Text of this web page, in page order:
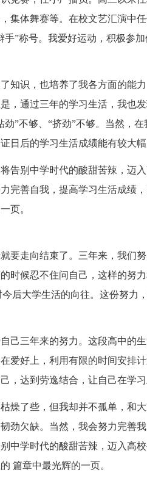
集体舞赛等。在校文艺汇演中
手”称号。我爱好运动，积极参
知识，也培养了我各方面的能
，通过三年的学习生活，我也
”不够、“挤劲”不够。当然，
日后的学习生活成绩能有较大幅
告别中学时代的酸甜苦辣，迈
完善自我，提高学习生活成绩
页。
要走向结束了。三年来，我们
时候忍不住问自己，这样的努
后大学生活的向往。这份努力
己三年来的努力。这段高中的
爱好上，利用有限的时间安排
，达到劳逸结合，让自己在学习
燥了些，但我却并不孤单，和
劲欠缺。当然，我会努力完善
中学时代的酸甜苦辣，迈入高
篇章中最光辉的一页。